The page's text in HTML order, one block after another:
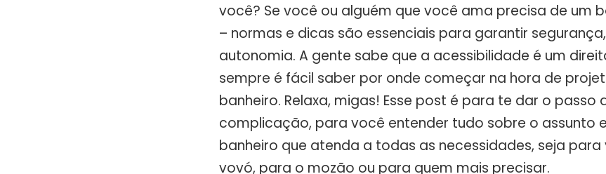
você? Se você ou alguém que você ama precisa de um
– normas e dicas são essenciais para garantir
autonomia. A gente sabe que a acessibilidade é um
sempre é fácil saber por onde começar na hora de
banheiro. Relaxa, migas! Esse post é para te dar o passo
complicação, para você entender tudo sobre o assunto
banheiro que atenda a todas as necessidades, seja
vovó, para o mozão ou para quem mais precisar.